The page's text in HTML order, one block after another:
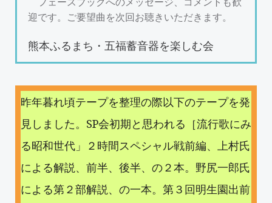
迎です。ご要望曲を次回お聴きいただきます。
熊本ふるまち・五福蓄音器を楽しむ会
昨年暮れ頃テープを整理の際以下のテープを発
見しました。SP会初期と思われる［流行歌にみ
る昭和世代」２時間スペシャル戦前編、上村氏
による解説、前半、後半、の２本。野尻一郎氏
による第２部解説、の一本。第３回明生園出前